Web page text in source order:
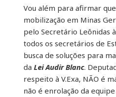
Vou além para afirmar
mobilização em Minas
pelo Secretário Leônidas
todos os secretários de
busca de soluções para
da Lei Audir Blanc.
respeito à V.Exa, NÃO é
não é enrolação da